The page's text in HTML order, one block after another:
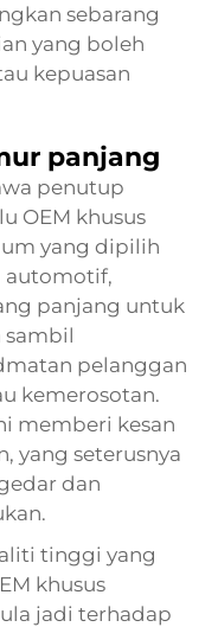
sebarang
yang boleh
kepuasan
panjang
penutup
OEM khusus
yang dipilih
automotif,
panjang untuk
sambil
pelanggan
kemerosotan.
memberi kesan
yang seterusnya
dan
tinggi yang
khusus
jadi terhadap